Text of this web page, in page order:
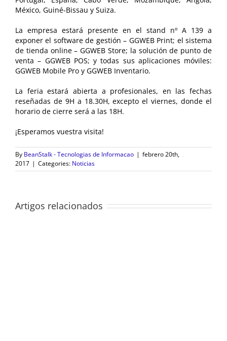
México, Guiné-Bissau y Suiza.
La empresa estará presente en el stand nº A 139 a
exponer el software de gestión – GGWEB Print; el sistema
de tienda online – GGWEB Store; la solución de punto de
venta – GGWEB POS; y todas sus aplicaciones móviles:
GGWEB Mobile Pro y GGWEB Inventario.
La feria estará abierta a profesionales, en las fechas
reseñadas de 9H a 18.30H, excepto el viernes, donde el
horario de cierre será a las 18H.
¡Esperamos vuestra visita!
By BeanStalk - Tecnologias de Informacao | febrero 20th,
2017 | Categories: Noticias
Artigos relacionados